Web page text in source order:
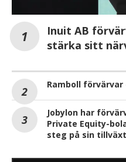
Inuit AB
stärka sitt
Ramboll
Jobylon har
Private Equity-
steg på sin